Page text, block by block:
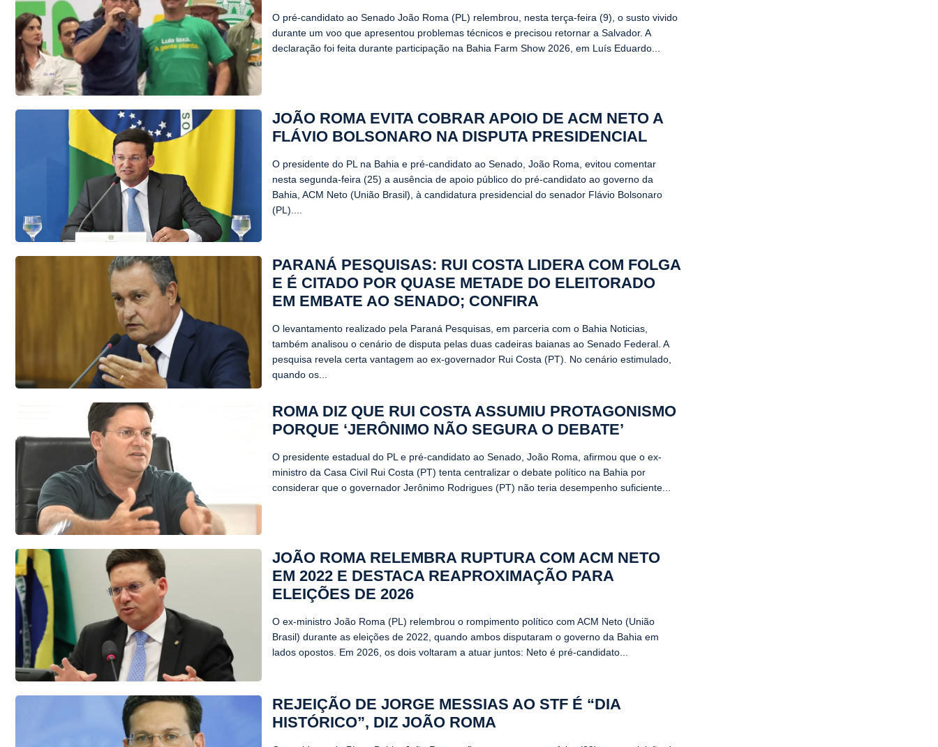
O pré-candidato ao Senado João Roma (PL) relembrou, nesta terça-feira (9), o susto vivido
durante um voo que apresentou problemas técnicos e precisou retornar a Salvador. A
declaração foi feita durante participação na Bahia Farm Show 2026, em Luís Eduardo...
JOÃO ROMA EVITA COBRAR APOIO DE ACM NETO A
FLÁVIO BOLSONARO NA DISPUTA PRESIDENCIAL
O presidente do PL na Bahia e pré-candidato ao Senado, João Roma, evitou comentar
nesta segunda-feira (25) a ausência de apoio público do pré-candidato ao governo da
Bahia, ACM Neto (União Brasil), à candidatura presidencial do senador Flávio Bolsonaro
(PL)....
PARANÁ PESQUISAS: RUI COSTA LIDERA COM FOLGA
E É CITADO POR QUASE METADE DO ELEITORADO
EM EMBATE AO SENADO; CONFIRA
O levantamento realizado pela Paraná Pesquisas, em parceria com o Bahia Noticias,
também analisou o cenário de disputa pelas duas cadeiras baianas ao Senado Federal. A
pesquisa revela certa vantagem ao ex-governador Rui Costa (PT). No cenário estimulado,
quando os...
ROMA DIZ QUE RUI COSTA ASSUMIU PROTAGONISMO
PORQUE ‘JERÔNIMO NÃO SEGURA O DEBATE’
O presidente estadual do PL e pré-candidato ao Senado, João Roma, afirmou que o ex-
ministro da Casa Civil Rui Costa (PT) tenta centralizar o debate político na Bahia por
considerar que o governador Jerônimo Rodrigues (PT) não teria desempenho suficiente...
JOÃO ROMA RELEMBRA RUPTURA COM ACM NETO
EM 2022 E DESTACA REAPROXIMAÇÃO PARA
ELEIÇÕES DE 2026
O ex-ministro João Roma (PL) relembrou o rompimento político com ACM Neto (União
Brasil) durante as eleições de 2022, quando ambos disputaram o governo da Bahia em
lados opostos. Em 2026, os dois voltaram a atuar juntos: Neto é pré-candidato...
REJEIÇÃO DE JORGE MESSIAS AO STF É “DIA
HISTÓRICO”, DIZ JOÃO ROMA